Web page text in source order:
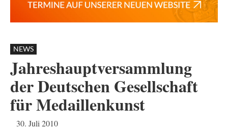
NEWS
Jahreshauptversammlung
der Deutschen Gesellschaft
für Medaillenkunst
30. Juli 2010